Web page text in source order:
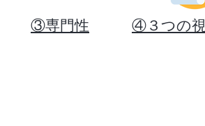
​③専門性 ​④ ３つの